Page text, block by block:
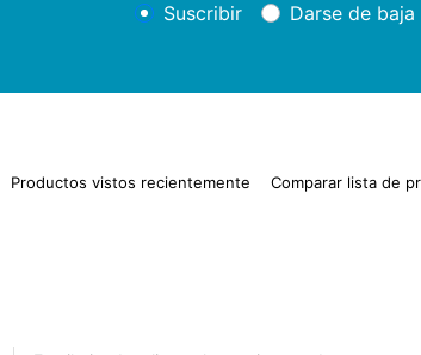
Suscribir Darse de baja
Productos vistos recientemente
Comparar lista de